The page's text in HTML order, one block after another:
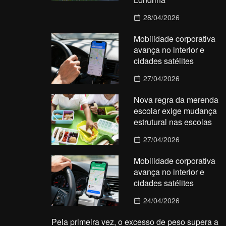
28/04/2026
Mobilidade corporativa
avança no interior e
cidades satélites
27/04/2026
Nova regra da merenda
escolar exige mudança
estrutural nas escolas
27/04/2026
Mobilidade corporativa
avança no interior e
cidades satélites
24/04/2026
Pela primeira vez, o excesso de peso supera a